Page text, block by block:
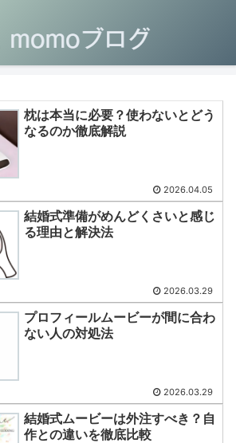
枕は本当に必要？使わないとどう
なるのか徹底解説
2026.04.05
結婚式準備がめんどくさいと感じ
る理由と解決法
2026.03.29
プロフィールムービーが間に合わ
ない人の対処法
2026.03.29
結婚式ムービーは外注すべき？自
作との違いを徹底比較